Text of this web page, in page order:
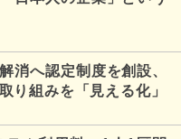
消へ認定制度を創設、
り組みを「見える化」